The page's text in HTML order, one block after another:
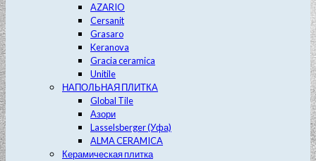
AZARIO
Cersanit
Grasaro
Keranova
Gracia ceramica
Unitile
НАПОЛЬНАЯ ПЛИТКА
Global Tile
Азори
Lasselsberger (Уфа)
ALMA CERAMICA
Керамическая плитка